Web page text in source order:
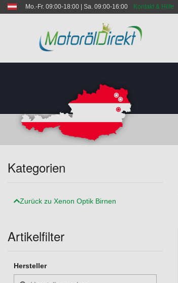
Mo.-Fr. 09:00-18:00 | Sa. 09:00-16:00 Kontakt & Hilfe
Kategorien
Zurück zu Xenon Optik Birnen
Artikelfilter
Hersteller